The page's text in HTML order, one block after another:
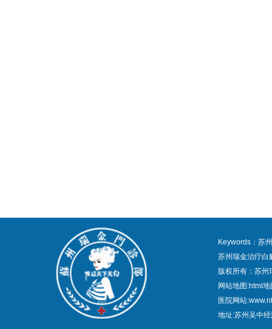
Keywords：苏
苏州瑞金治疗白
版权所有：苏
网站地图:html地
医院网站
地址:苏州吴中